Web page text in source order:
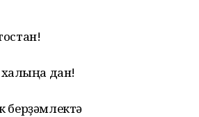
дан!
берҙәмлектә